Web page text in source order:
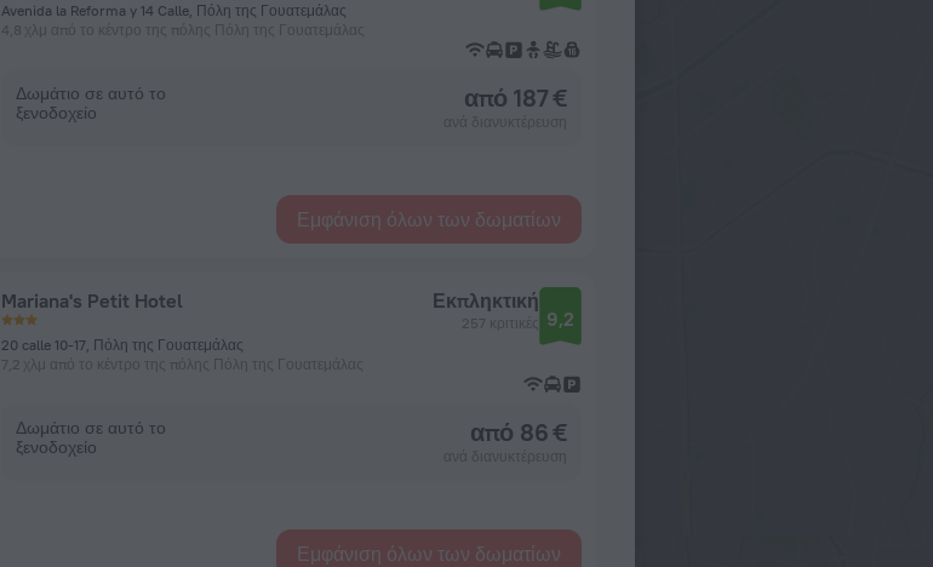
Avenida la Reforma y 14 Calle, Πόλη της Γουατεμάλας
4,8 χλμ από το κέντρο της πόλης Πόλη της Γουατεμάλας
Δωμάτιο σε αυτό το
ξενοδοχείο
από 187 €
Εμφάνιση όλων των δωματίων
Mariana's Petit Hotel
20 calle 10-17, Πόλη της Γουατεμάλας
7,2 χλμ από το κέντρο της πόλης Πόλη της Γουατεμάλας
Εκπληκτική
257 κριτικές 9,2
Δωμάτιο σε αυτό το
ξενοδοχείο
από 86 €
Εμφάνιση όλων των δωματίων